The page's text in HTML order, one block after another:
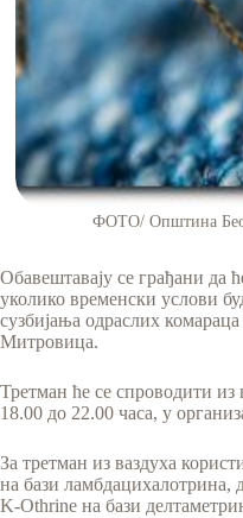
ФОТО/ Општина
Обавештавају се грађани да
уколико временски услови
сузбијања одраслих
Митровица.
Третман ће се спроводити
18.00 до 22.00 часа, у
За третман из ваздуха
на бази ламбдацихалотрина,
K-Othrine на бази